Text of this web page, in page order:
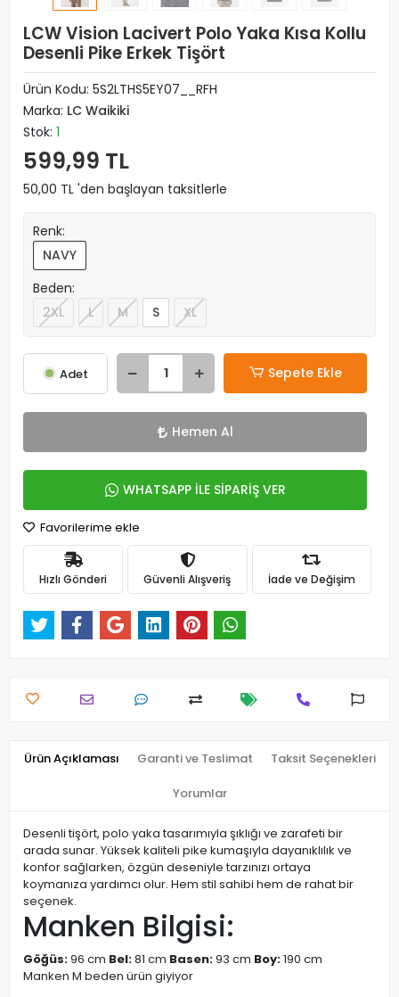
LCW Vision Lacivert Polo Yaka Kısa Kollu
Desenli Pike Erkek Tişört
Ürün Kodu: 5S2LTHS5EY07__RFH
Marka: LC Waikiki
Stok: 1
599,99 TL
50,00 TL 'den başlayan taksitlerle
Renk:
NAVY
Beden:
2XL
L M S XL
Adet Sepete Ekle
Hemen Al
WHATSAPP İLE SİPARİŞ VER
Favorilerime ekle
Hızlı Gönderi Güvenli Alışveriş İade ve Değişim
Ürün Açıklaması Garanti ve Teslimat Taksit Seçenekleri
Yorumlar
Desenli tişört, polo yaka tasarımıyla şıklığı ve zarafeti bir
arada sunar. Yüksek kaliteli pike kumaşıyla dayanıklılık ve
konfor sağlarken, özgün deseniyle tarzınızı ortaya
koymanıza yardımcı olur. Hem stil sahibi hem de rahat bir
seçenek.
Manken Bilgisi:
Göğüs:96 cm Bel:81 cm Basen:93 cm Boy:190 cm
Manken M beden ürün giyiyor